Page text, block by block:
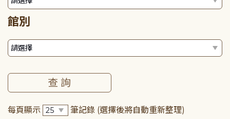
館別
每頁顯示 筆記錄 (選擇後將自動重新整理)